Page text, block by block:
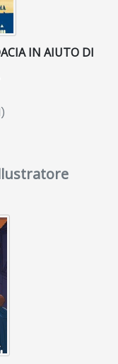
IN AIUTO DI